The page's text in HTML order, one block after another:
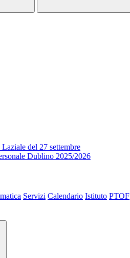
del 27 settembre
Dublino 2025/2026
Servizi Calendario Istituto PTOF